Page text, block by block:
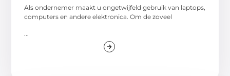
Als ondernemer maakt u ongetwijfeld gebruik van laptops,
computers en andere elektronica. Om de zoveel